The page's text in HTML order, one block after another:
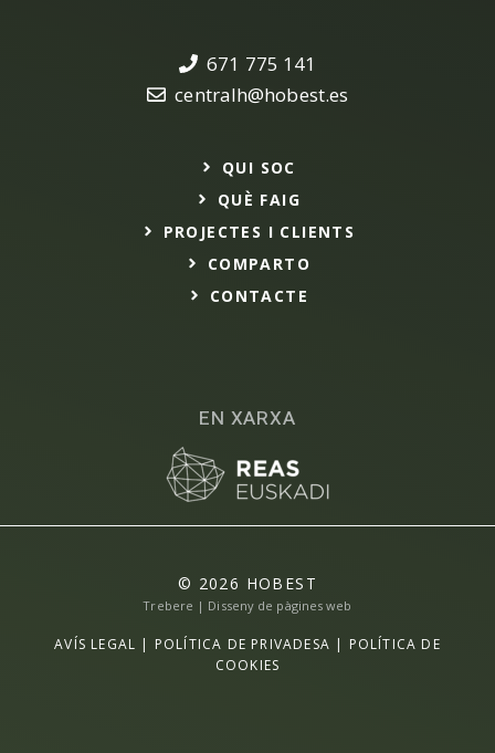
EN XARXA
671 775 141
centralh@hobest.es
QUI SOC
QUÈ FAIG
PROJECTES I CLIENTS
COMPARTO
CONTACTE
© 2026 HOBEST
Trebere | Disseny de pàgines web
AVÍS LEGAL | POLÍTICA DE PRIVADESA | POLÍTICA DE
COOKIES